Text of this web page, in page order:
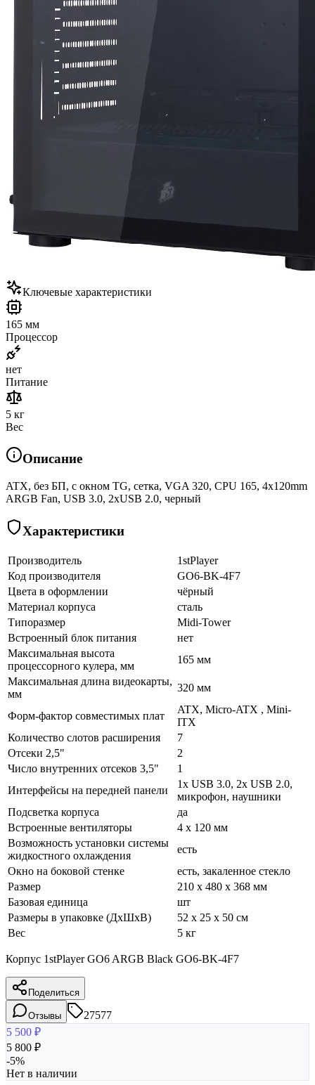
Ключевые характеристики
165 мм
Процессор
нет
Питание
5 кг
Вес
Описание
ATX, без БП, с окном TG, сетка, VGA 320, CPU 165, 4x120mm
ARGB Fan, USB 3.0, 2xUSB 2.0, черный
Характеристики
Производитель
1stPlayer
Код производителя
GO6-BK-4F7
Цвета в оформлении
чёрный
Материал корпуса
сталь
Типоразмер
Midi-Tower
Встроенный блок питания
нет
Максимальная высота
процессорного кулера, мм
165 мм
Максимальная длина видеокарты,
мм
320 мм
Форм-фактор совместимых плат
ATX, Micro-ATX , Mini-
ITX
Количество слотов расширения
7
Отсеки 2,5"
2
Число внутренних отсеков 3,5"
1
Интерфейсы на передней панели
1x USB 3.0, 2x USB 2.0,
микрофон, наушники
Подсветка корпуса
да
Встроенные вентиляторы
4 x 120 мм
Возможность установки системы
жидкостного охлаждения
есть
Окно на боковой стенке
есть, закаленное стекло
Размер
210 x 480 x 368 мм
Базовая единица
шт
Размеры в упаковке (ДхШхВ)
52 x 25 x 50 см
Вес
5 кг
Корпус 1stPlayer GO6 ARGB Black GO6-BK-4F7
Поделиться
Отзывы
27577
5 500 ₽
5 800 ₽
-5%
Нет в наличии